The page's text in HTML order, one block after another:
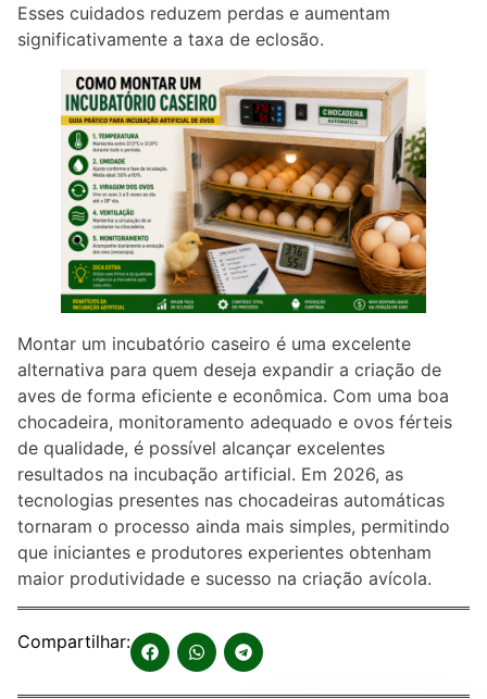
Esses cuidados reduzem perdas e aumentam
significativamente a taxa de eclosão.
Montar um incubatório caseiro é uma excelente
alternativa para quem deseja expandir a criação de
aves de forma eficiente e econômica. Com uma boa
chocadeira, monitoramento adequado e ovos férteis
de qualidade, é possível alcançar excelentes
resultados na incubação artificial. Em 2026, as
tecnologias presentes nas chocadeiras automáticas
tornaram o processo ainda mais simples, permitindo
que iniciantes e produtores experientes obtenham
maior produtividade e sucesso na criação avícola.
Compartilhar: